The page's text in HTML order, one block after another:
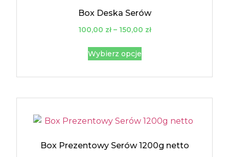
Box Deska Serów
100,00 zł – 150,00 zł
Wybierz opcje
Box Prezentowy Serów 1200g netto